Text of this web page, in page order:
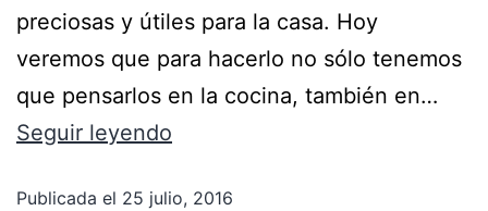
preciosas y útiles para la casa. Hoy
veremos que para hacerlo no sólo tenemos
que pensarlos en la cocina, también en…
Seguir leyendo
Publicada el 25 julio, 2016